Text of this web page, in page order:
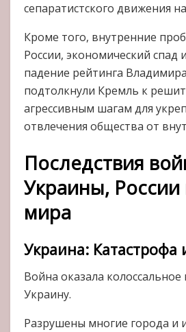
сепаратистского движения
Кроме того, внутренние
России, экономический спад
падение рейтинга
подтолкнули Кремль к
агрессивным шагам для
отвлечения общества от
Последствия
Украины, России
мира
Украина: Катастрофа
Война оказала колоссальное
Украину.
Разрушены многие города и